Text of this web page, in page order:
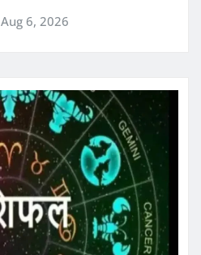
Aug 6, 2026